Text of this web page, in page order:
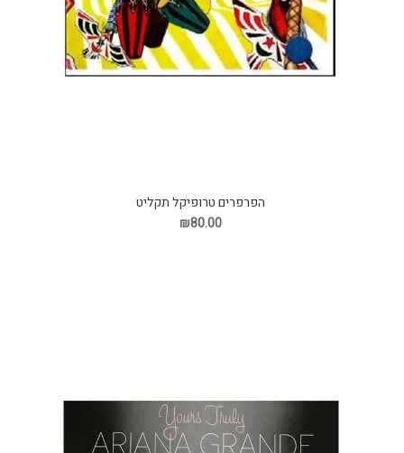
הפרפרים טרופיקל תקליט
₪80.00